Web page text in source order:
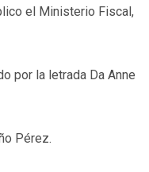
el Ministerio Fiscal,
por la letrada Da Anne
Pérez.